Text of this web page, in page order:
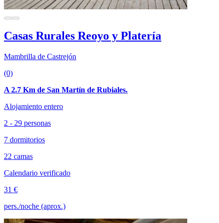
Casas Rurales Reoyo y Platería
Mambrilla de Castrejón
(0)
A 2.7 Km de San Martín de Rubiales.
Alojamiento entero
2 - 29 personas
7 dormitorios
22 camas
Calendario verificado
31 €
pers./noche (aprox.)